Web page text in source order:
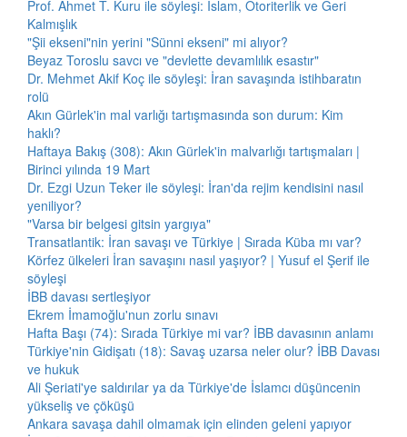
Prof. Ahmet T. Kuru ile söyleşi: İslam, Otoriterlik ve Geri
Kalmışlık
"Şii ekseni"nin yerini "Sünni ekseni" mi alıyor?
Beyaz Toroslu savcı ve "devlette devamlılık esastır"
Dr. Mehmet Akif Koç ile söyleşi: İran savaşında istihbaratın
rolü
Akın Gürlek'in mal varlığı tartışmasında son durum: Kim
haklı?
Haftaya Bakış (308): Akın Gürlek'in malvarlığı tartışmaları |
Birinci yılında 19 Mart
Dr. Ezgi Uzun Teker ile söyleşi: İran'da rejim kendisini nasıl
yeniliyor?
"Varsa bir belgesi gitsin yargıya"
Transatlantik: İran savaşı ve Türkiye | Sırada Küba mı var?
Körfez ülkeleri İran savaşını nasıl yaşıyor? | Yusuf el Şerif ile
söyleşi
İBB davası sertleşiyor
Ekrem İmamoğlu'nun zorlu sınavı
Hafta Başı (74): Sırada Türkiye mi var? İBB davasının anlamı
Türkiye'nin Gidişatı (18): Savaş uzarsa neler olur? İBB Davası
ve hukuk
Ali Şeriati'ye saldırılar ya da Türkiye'de İslamcı düşüncenin
yükseliş ve çöküşü
Ankara savaşa dahil olmamak için elinden geleni yapıyor